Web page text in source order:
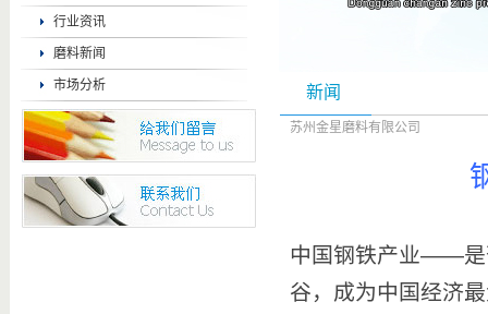
行业资讯
磨料新闻
市场分析 新闻
苏州金星磨料有限公司
中国钢铁产业——是
谷，成为中国经济